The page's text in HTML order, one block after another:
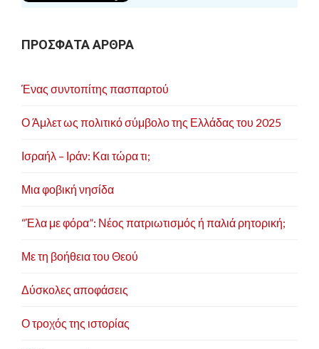
ά
θ
ω
ν
ΠΡΟΣΦΑΤΑ ΑΡΘΡΑ
Ένας συντοπίτης πασπαρτού
Ο Άμλετ ως πολιτικό σύμβολο της Ελλάδας του 2025
Ισραήλ – Ιράν: Και τώρα τι;
Μια φοβική νησίδα
“Έλα με φόρα”: Νέος πατριωτισμός ή παλιά ρητορική;
Με τη βοήθεια του Θεού
Δύσκολες αποφάσεις
Ο τροχός της ιστορίας